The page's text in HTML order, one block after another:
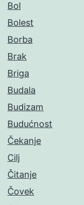
Bol
Bolest
Borba
Brak
Briga
Budala
Budizam
Budućnost
Čekanje
Cilj
Čitanje
Čovek